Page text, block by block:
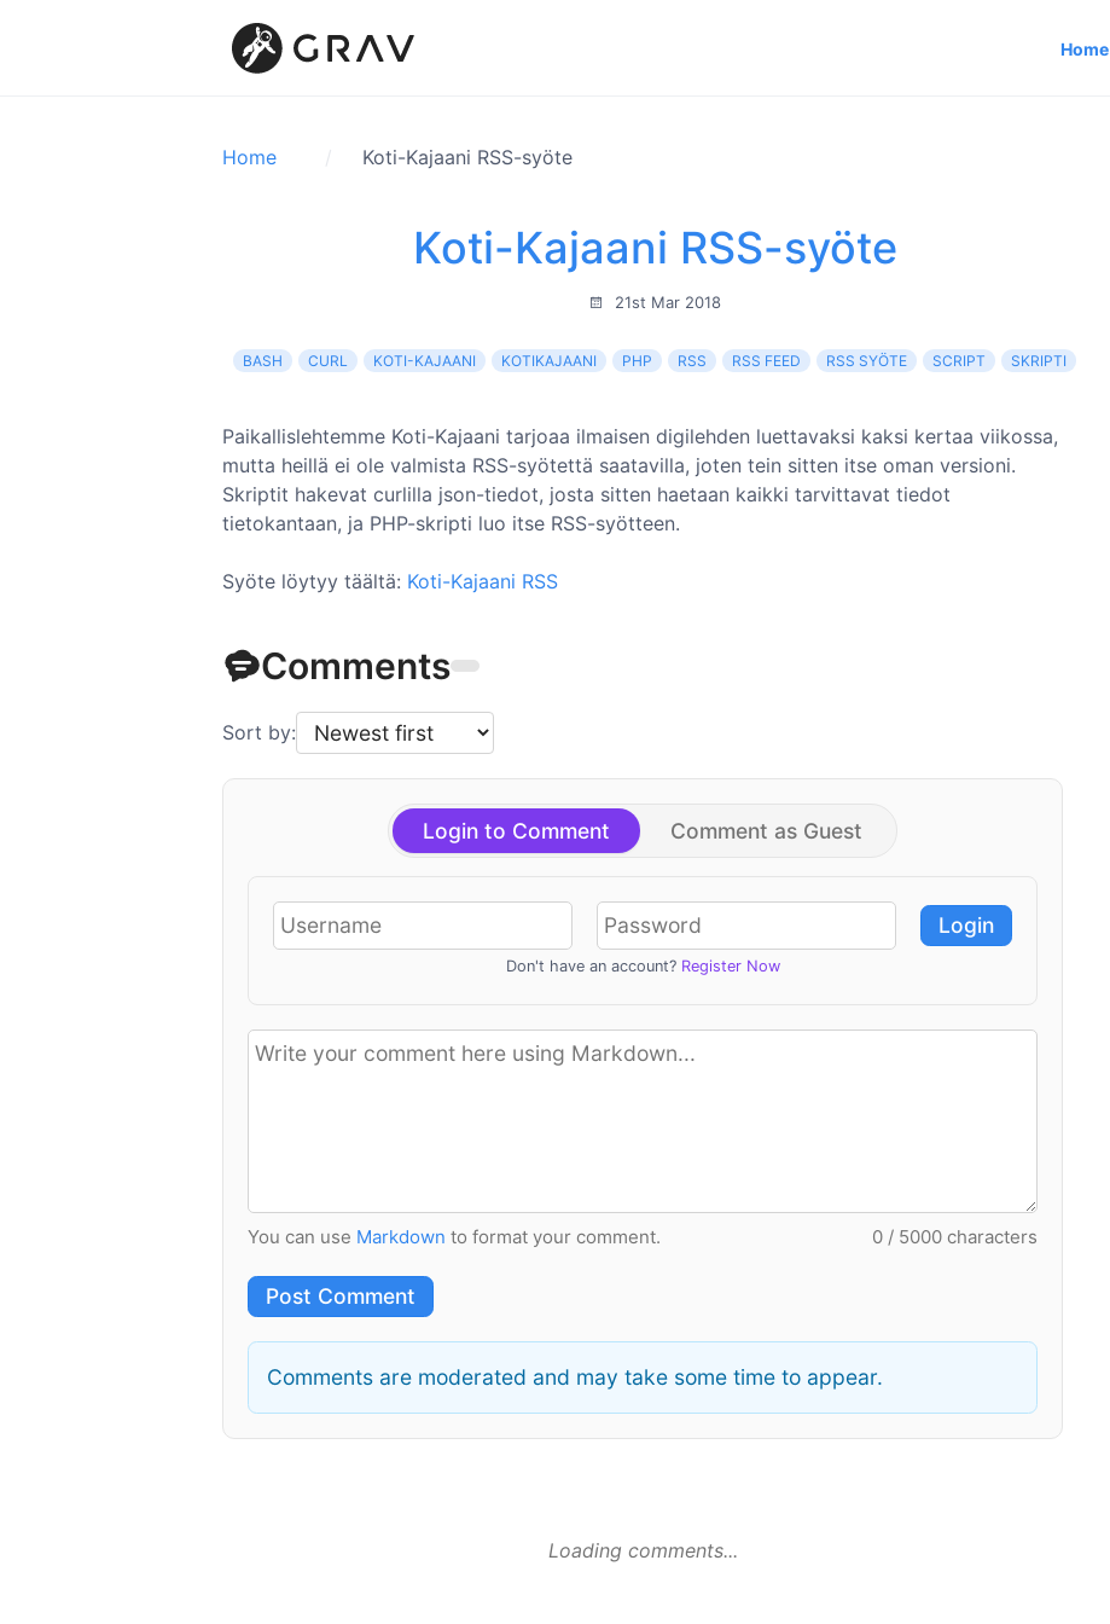
Home
Home Koti-Kajaani RSS-syöte
Koti-Kajaani RSS-syöte
21st Mar 2018
BASH CURL KOTI-KAJAANI KOTIKAJAANI PHP RSS RSS FEED RSS SYÖTE SCRIPT SKRIPTI
Paikallislehtemme Koti-Kajaani tarjoaa ilmaisen digilehden luettavaksi kaksi kertaa viikossa,
mutta heillä ei ole valmista RSS-syötettä saatavilla, joten tein sitten itse oman versioni.
Skriptit hakevat curlilla json-tiedot, josta sitten haetaan kaikki tarvittavat tiedot
tietokantaan, ja PHP-skripti luo itse RSS-syötteen.
Syöte löytyy täältä: Koti-Kajaani RSS
Comments
Sort by:
Login to Comment Comment as Guest
Login
Don't have an account? Register Now
You can use Markdown to format your comment. 0 / 5000 characters
Post Comment
Comments are moderated and may take some time to appear.
Loading comments...